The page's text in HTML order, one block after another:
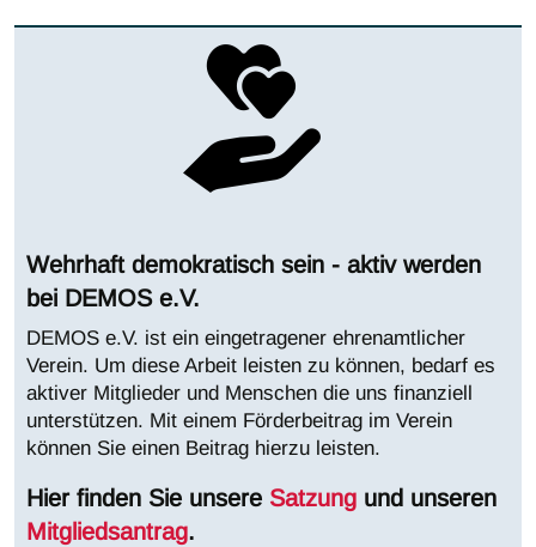
Wehrhaft demokratisch sein - aktiv werden
bei DEMOS e.V.
DEMOS e.V. ist ein eingetragener ehrenamtlicher
Verein. Um diese Arbeit leisten zu können, bedarf es
aktiver Mitglieder und Menschen die uns finanziell
unterstützen. Mit einem Förderbeitrag im Verein
können Sie einen Beitrag hierzu leisten.
Hier finden Sie unsere Satzung und unseren
Mitgliedsantrag.